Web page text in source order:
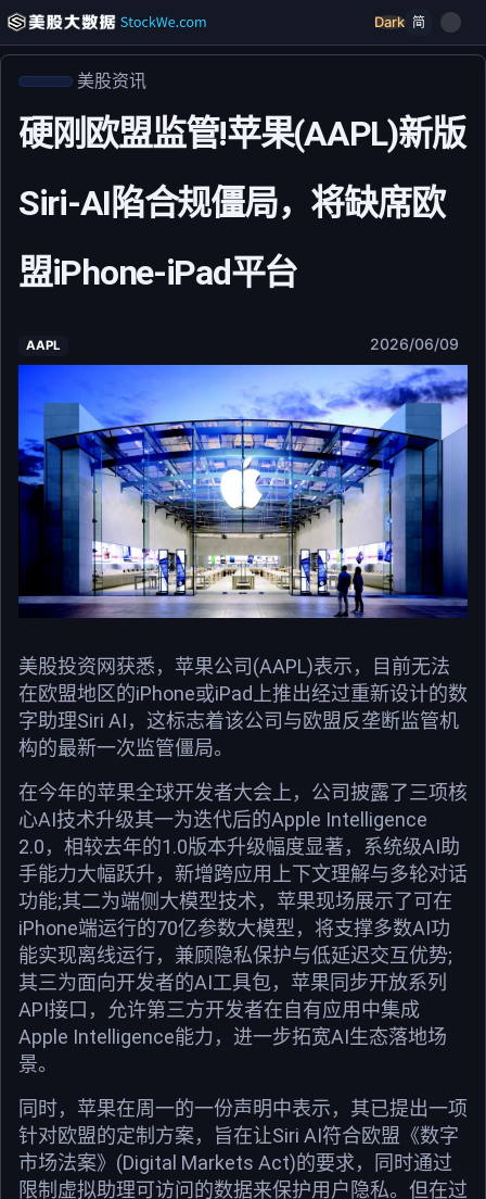
Dark 简
美股资讯
硬刚欧盟监管!苹果(AAPL)新版
Siri-AI陷合规僵局，将缺席欧
盟iPhone-iPad平台
AAPL 2026/06/09
美股投资网获悉，苹果公司(AAPL)表示，目前无法
在欧盟地区的iPhone或iPad上推出经过重新设计的数
字助理Siri AI，这标志着该公司与欧盟反垄断监管机
构的最新一次监管僵局。
在今年的苹果全球开发者大会上，公司披露了三项核
心AI技术升级其一为迭代后的Apple Intelligence
2.0，相较去年的1.0版本升级幅度显著，系统级AI助
手能力大幅跃升，新增跨应用上下文理解与多轮对话
功能;其二为端侧大模型技术，苹果现场展示了可在
iPhone端运行的70亿参数大模型，将支撑多数AI功
能实现离线运行，兼顾隐私保护与低延迟交互优势;
其三为面向开发者的AI工具包，苹果同步开放系列
API接口，允许第三方开发者在自有应用中集成
Apple Intelligence能力，进一步拓宽AI生态落地场
景。
同时，苹果在周一的一份声明中表示，其已提出一项
针对欧盟的定制方案，旨在让Siri AI符合欧盟《数字
市场法案》(Digital Markets Act)的要求，同时通过
限制虚拟助理可访问的数据来保护用户隐私。但在过